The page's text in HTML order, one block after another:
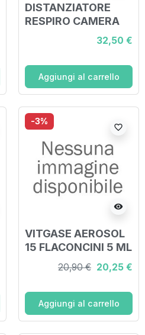
DISTANZIATORE
RESPIRO CAMERA
PER INALAZIONE
ANTISTATICA CON
MASCHERINA 0-2
ANNI RESPIRO
32,50 €
Aggiungi al carrello
-3%
visibility
favorite_border
VITGASE AEROSOL
15 FLACONCINI 5 ML
20,90 € 20,25 €
Aggiungi al carrello